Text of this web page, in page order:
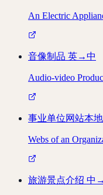
An Electric
音像制品 英→中
Audio-video
事业单位网站本
Webs of an
旅游景点介绍 中